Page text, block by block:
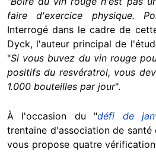
faire d'exercice physique.
Interrogé dans le cadre de
Dyck, l'auteur principal de
"Si vous buvez du vin rouge
positifs du resvératrol, vous
1.000 bouteilles par jour".
À l'occasion du "défi de
trentaine d'association de santé
vous propose quatre